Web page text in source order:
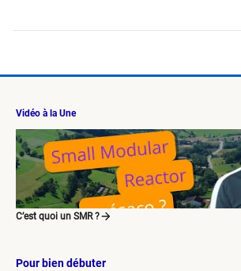
Vidéo à la Une
C’est quoi un SMR ?
Pour bien débuter